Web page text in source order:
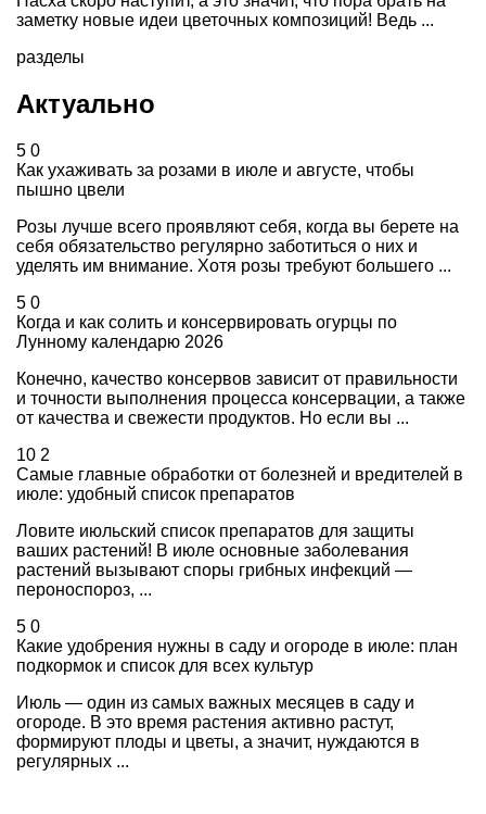
заметку новые идеи цветочных композиций! Ведь ...
разделы
Актуально
5 0
Как ухаживать за розами в июле и августе, чтобы
пышно цвели
Розы лучше всего проявляют себя, когда вы берете на
себя обязательство регулярно заботиться о них и
уделять им внимание. Хотя розы требуют большего ...
5 0
Когда и как солить и консервировать огурцы по
Лунному календарю 2026
Конечно, качество консервов зависит от правильности
и точности выполнения процесса консервации, а также
от качества и свежести продуктов. Но если вы ...
10 2
Самые главные обработки от болезней и вредителей в
июле: удобный список препаратов
Ловите июльский список препаратов для защиты
ваших растений! В июле основные заболевания
растений вызывают споры грибных инфекций —
пероноспороз, ...
5 0
Какие удобрения нужны в саду и огороде в июле: план
подкормок и список для всех культур
Июль — один из самых важных месяцев в саду и
огороде. В это время растения активно растут,
формируют плоды и цветы, а значит, нуждаются в
регулярных ...